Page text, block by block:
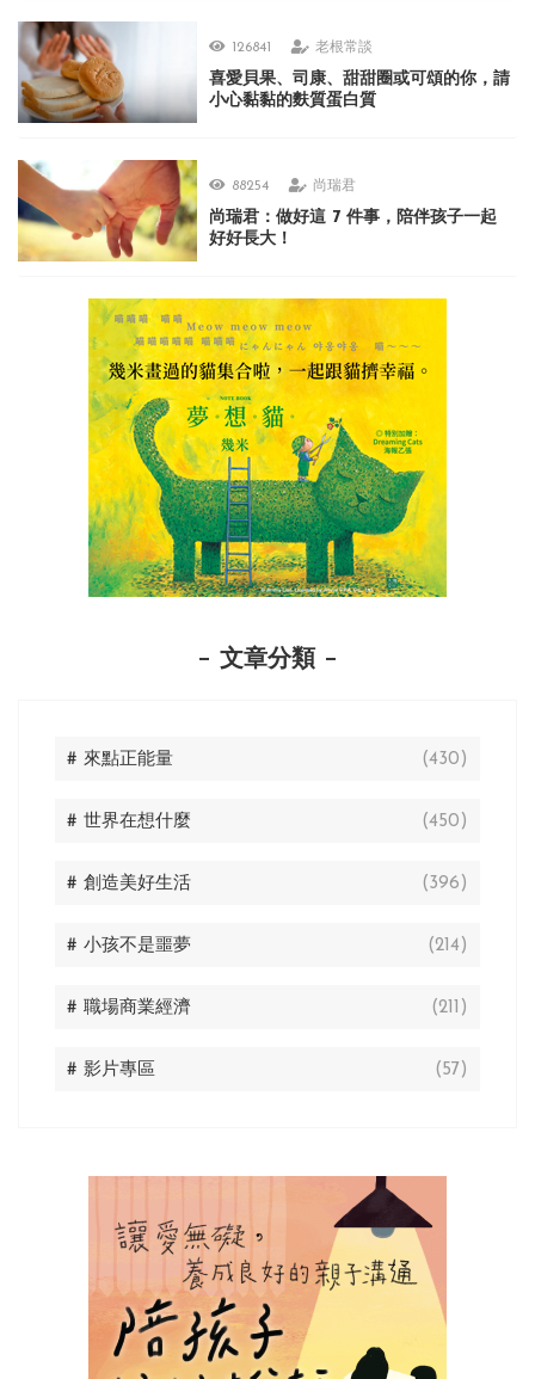
126841 老根常談
喜愛貝果、司康、甜甜圈或可頌的你，請
小心黏黏的麩質蛋白質
88254 尚瑞君
尚瑞君：做好這 7 件事，陪伴孩子一起
好好長大！
文章分類
# 來點正能量 (430)
# 世界在想什麼 (450)
# 創造美好生活 (396)
# 小孩不是噩夢 (214)
# 職場商業經濟 (211)
# 影片專區 (57)